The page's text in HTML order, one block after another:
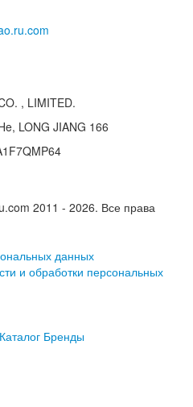
, LIMITED.
LONG JIANG 166
2011 - 2026. Все права
данных
и обработки персональных
Каталог Бренды